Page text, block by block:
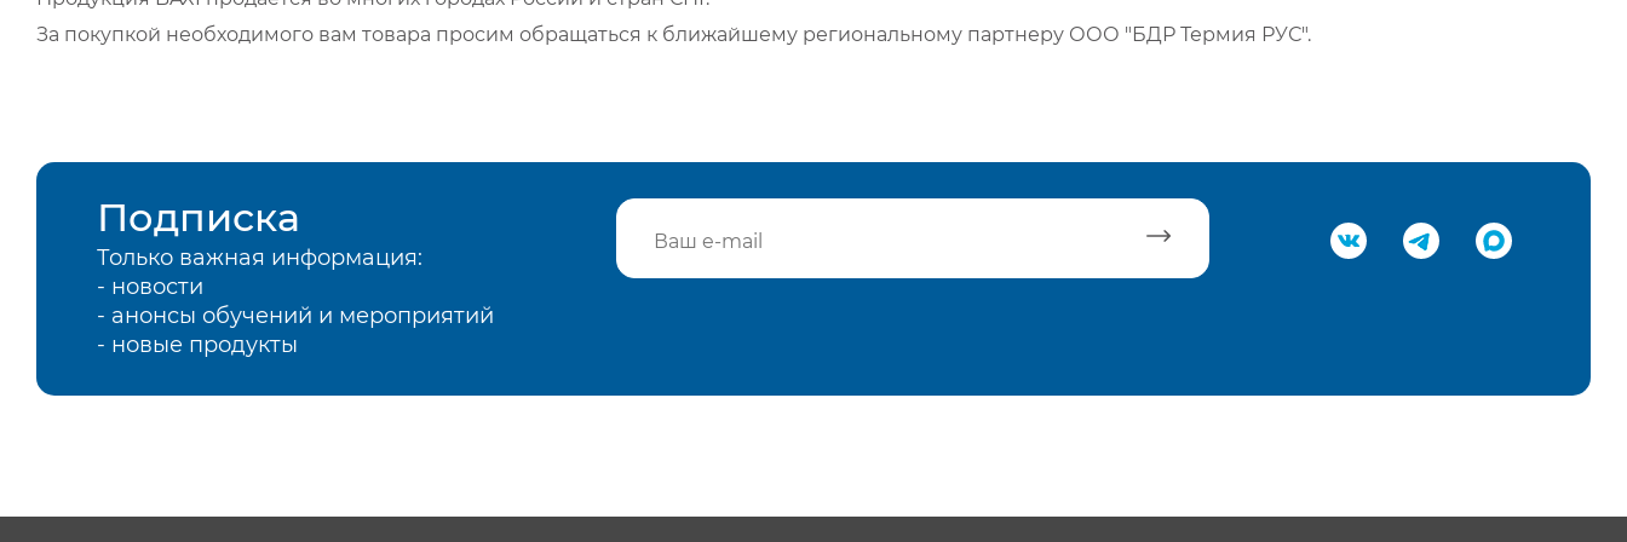
За покупкой необходимого вам товара просим обращаться к ближайшему региональному партнеру ООО "БДР Термия РУС".
Подписка
Только важная информация:
- новости
- анонсы обучений и мероприятий
- новые продукты